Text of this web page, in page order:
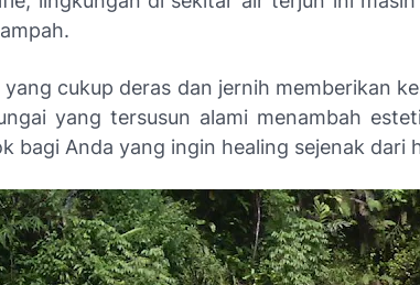
cukup deras dan jernih memberikan
yang tersusun alami menambah
bagi Anda yang ingin healing sejenak dari